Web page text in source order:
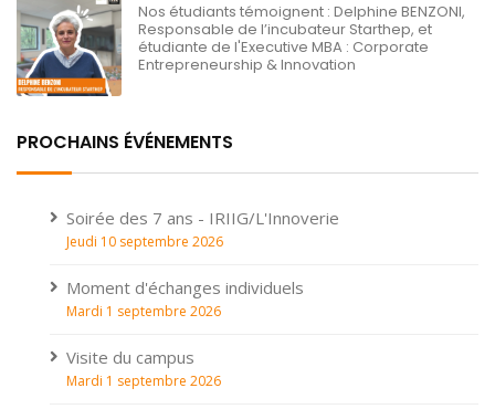
Nos étudiants témoignent : Delphine BENZONI,
Responsable de l’incubateur Starthep, et
étudiante de l'Executive MBA : Corporate
Entrepreneurship & Innovation
PROCHAINS ÉVÉNEMENTS
Soirée des 7 ans - IRIIG/L'Innoverie
Jeudi 10 septembre 2026
Moment d'échanges individuels
Mardi 1 septembre 2026
Visite du campus
Mardi 1 septembre 2026